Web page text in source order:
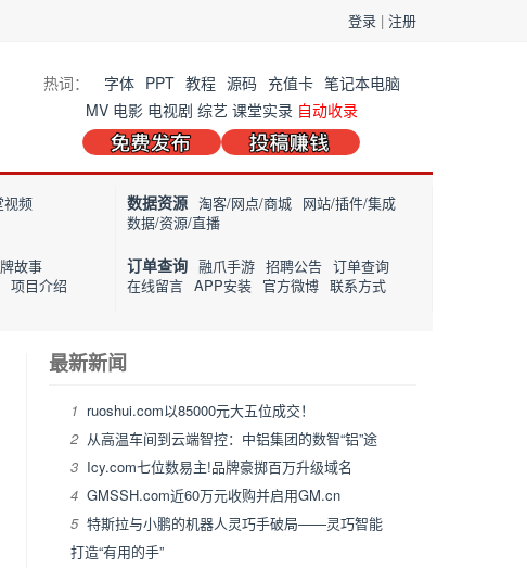
登录 | 注册
热词： 字体 PPT 教程 源码 充值卡 笔记本电脑
MV 电影 电视剧 综艺 课堂实录 自动收录
视频
数据资源 淘客/网点/商城
网站/插件/集成
数据/资源/直播
故事
项目介绍
订单查询 融爪手游 招聘公告 订单查询
在线留言 APP安装 官方微博 联系方式
最新新闻
1 ruoshui.com以85000元大五位成交！
2 从高温车间到云端智控：中铝集团的数智“铝”途
3 Icy.com七位数易主!品牌豪掷百万升级域名
4 GMSSH.com近60万元收购并启用GM.cn
5 特斯拉与小鹏的机器人灵巧手破局——灵巧智能
打造“有用的手”